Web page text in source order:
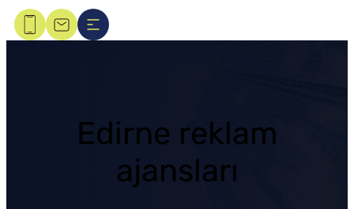
Edirne reklam
ajansları